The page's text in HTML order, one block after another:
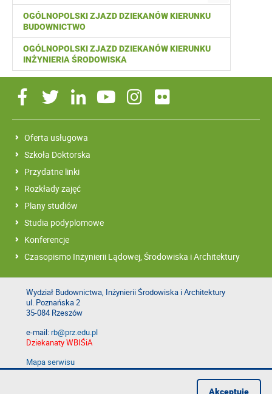
OGÓLNOPOLSKI ZJAZD DZIEKANÓW KIERUNKU
BUDOWNICTWO
OGÓLNOPOLSKI ZJAZD DZIEKANÓW KIERUNKU
INŻYNIERIA ŚRODOWISKA
Oferta usługowa
Szkoła Doktorska
Przydatne linki
Rozkłady zajęć
Plany studiów
Studia podyplomowe
Konferencje
Czasopismo Inżynierii Lądowej, Środowiska i Architektury
Wydział Budownictwa, Inżynierii Środowiska i Architektury
ul. Poznańska 2
35-084 Rzeszów
e-mail:rb@prz.edu.pl
Dziekanaty WBIŚiA
Mapa serwisu
Deklaracja dostępności
Akceptuję